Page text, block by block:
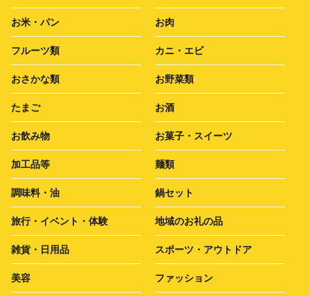
お米・パン お肉
フルーツ類 カニ・エビ
おさかな類 お野菜類
たまご お酒
お飲み物 お菓子・スイーツ
加工品等 麺類
調味料・油 鍋セット
旅行・イベント・体験 地域のお礼の品
雑貨・日用品 スポーツ・アウトドア
美容 ファッション